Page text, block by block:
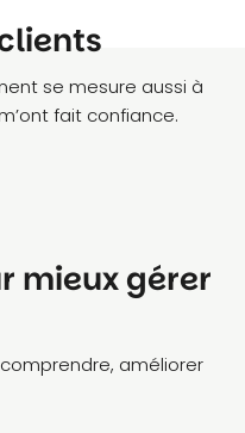
se mesure aussi à
fait confiance.
mieux gérer
améliorer